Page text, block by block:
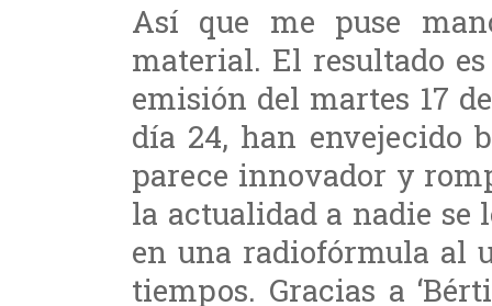
Así que me puse
material. El resultado
emisión del martes 17
día 24, han envejecido
parece innovador y
la actualidad a nadie
en una radiofórmula al
tiempos. Gracias a